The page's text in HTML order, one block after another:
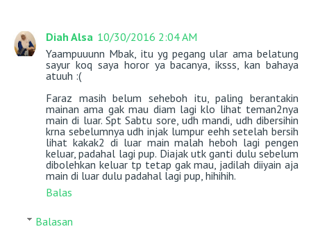
Diah Alsa 10/30/2016 2:04 AM
Yaampuuunn Mbak, itu yg pegang ular ama belatung
sayur koq saya horor ya bacanya, iksss, kan bahaya
atuuh :(
Faraz masih belum seheboh itu, paling berantakin
mainan ama gak mau diam lagi klo lihat teman2nya
main di luar. Spt Sabtu sore, udh mandi, udh dibersihin
krna sebelumnya udh injak lumpur eehh setelah bersih
lihat kakak2 di luar main malah heboh lagi pengen
keluar, padahal lagi pup. Diajak utk ganti dulu sebelum
dibolehkan keluar tp tetap gak mau, jadilah diiyain aja
main di luar dulu padahal lagi pup, hihihih.
Balas
Balasan